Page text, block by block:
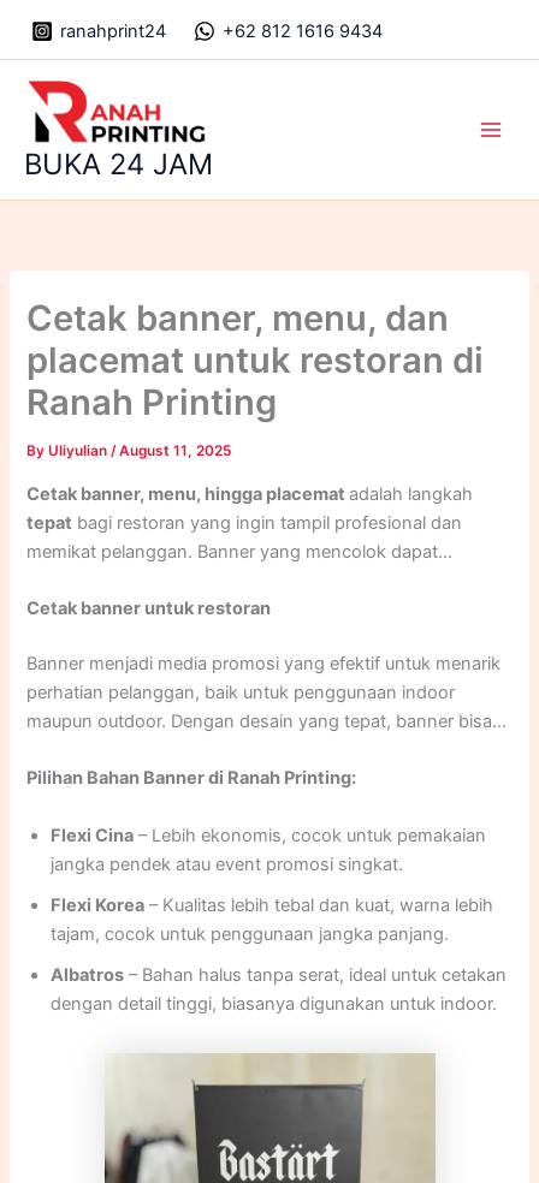
ranahprint24 +62 812 1616 9434
BUKA 24 JAM
Cetak banner, menu, dan
placemat untuk restoran di
Ranah Printing
ByUliyulian/August 11, 2025
Cetak banner, menu, hingga placematadalah langkah
tepat bagi restoran yang ingin tampil profesional dan
memikat pelanggan. Banner yang mencolok dapat
memudahkan pengunjung memilih hidangan, dan placemat
memperkuat branding restoran. Di Ranah Printing, semua
kebutuhan cetak tersebut bisa dibuat dengan desain
custom, bahan berkualitas, dan hasil cetak yang tajam.
Cetak banner untuk restoran
Banner menjadi media promosi yang efektif untuk menarik
perhatian pelanggan, baik untuk penggunaan indoor
maupun outdoor. Dengan desain yang tepat, banner bisa
memperkuat branding restoran.
Pilihan Bahan Banner di Ranah Printing:
Flexi Cina – Lebih ekonomis, cocok untuk pemakaian
jangka pendek atau event promosi singkat.
Flexi Korea – Kualitas lebih tebal dan kuat, warna lebih
tajam, cocok untuk penggunaan jangka panjang.
Albatros – Bahan halus tanpa serat, ideal untuk cetakan
dengan detail tinggi, biasanya digunakan untuk indoor.